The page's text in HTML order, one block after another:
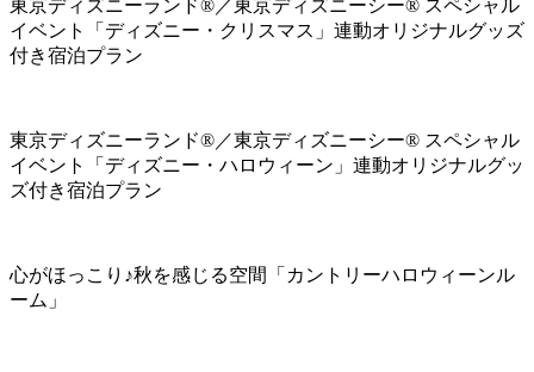
東京ディズニーランド®／東京ディズニーシー® スペシャル
イベント「ディズニー・クリスマス」連動オリジナルグッズ
付き宿泊プラン
東京ディズニーランド®／東京ディズニーシー® スペシャル
イベント「ディズニー・ハロウィーン」連動オリジナルグッ
ズ付き宿泊プラン
心がほっこり♪秋を感じる空間「カントリーハロウィーンル
ーム」